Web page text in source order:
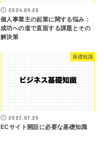
2024.09.20
個人事業主の起業に関する悩み：
成功への道で直面する課題とその
解決策
基礎知識
2023.07.25
ECサイト開設に必要な基礎知識